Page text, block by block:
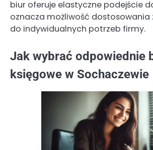
biur oferuje elastyczne podejście
oznacza możliwość dostosowania
do indywidualnych potrzeb firmy.
Jak wybrać odpowiednie
księgowe w Sochaczewie